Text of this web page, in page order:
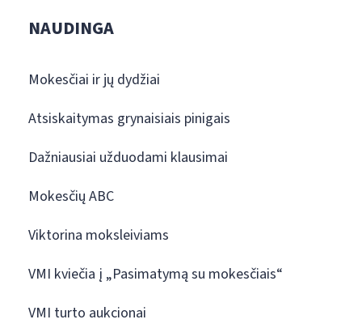
NAUDINGA
Mokesčiai ir jų dydžiai
Atsiskaitymas grynaisiais pinigais
Dažniausiai užduodami klausimai
Mokesčių ABC
Viktorina moksleiviams
VMI kviečia į „Pasimatymą su mokesčiais“
VMI turto aukcionai